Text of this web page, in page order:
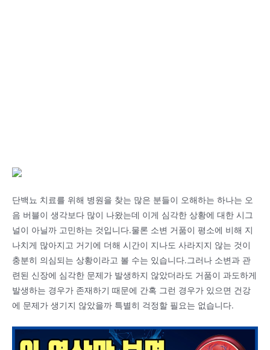
단백뇨 치료를 위해 병원을 찾는 많은 분들이 오해하는 하나는 오
음 버블이 생각보다 많이 나왔는데 이게 심각한 상황에 대한 시그
널이 아닐까 고민하는 것입니다.물론 소변 거품이 평소에 비해 지
나치게 많아지고 거기에 더해 시간이 지나도 사라지지 않는 것이
충분히 의심되는 상황이라고 볼 수는 있습니다.그러나 소변과 관
련된 신장에 심각한 문제가 발생하지 않았더라도 거품이 과도하게
발생하는 경우가 존재하기 때문에 간혹 그런 경우가 있으면 건강
에 문제가 생기지 않았을까 특별히 걱정할 필요는 없습니다.